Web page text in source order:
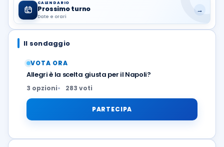
CALENDARIO
Prossimo turno
Date e orari
→
Il sondaggio
VOTA ORA
Allegri è la scelta giusta per il Napoli?
3 opzioni 283 voti
PARTECIPA